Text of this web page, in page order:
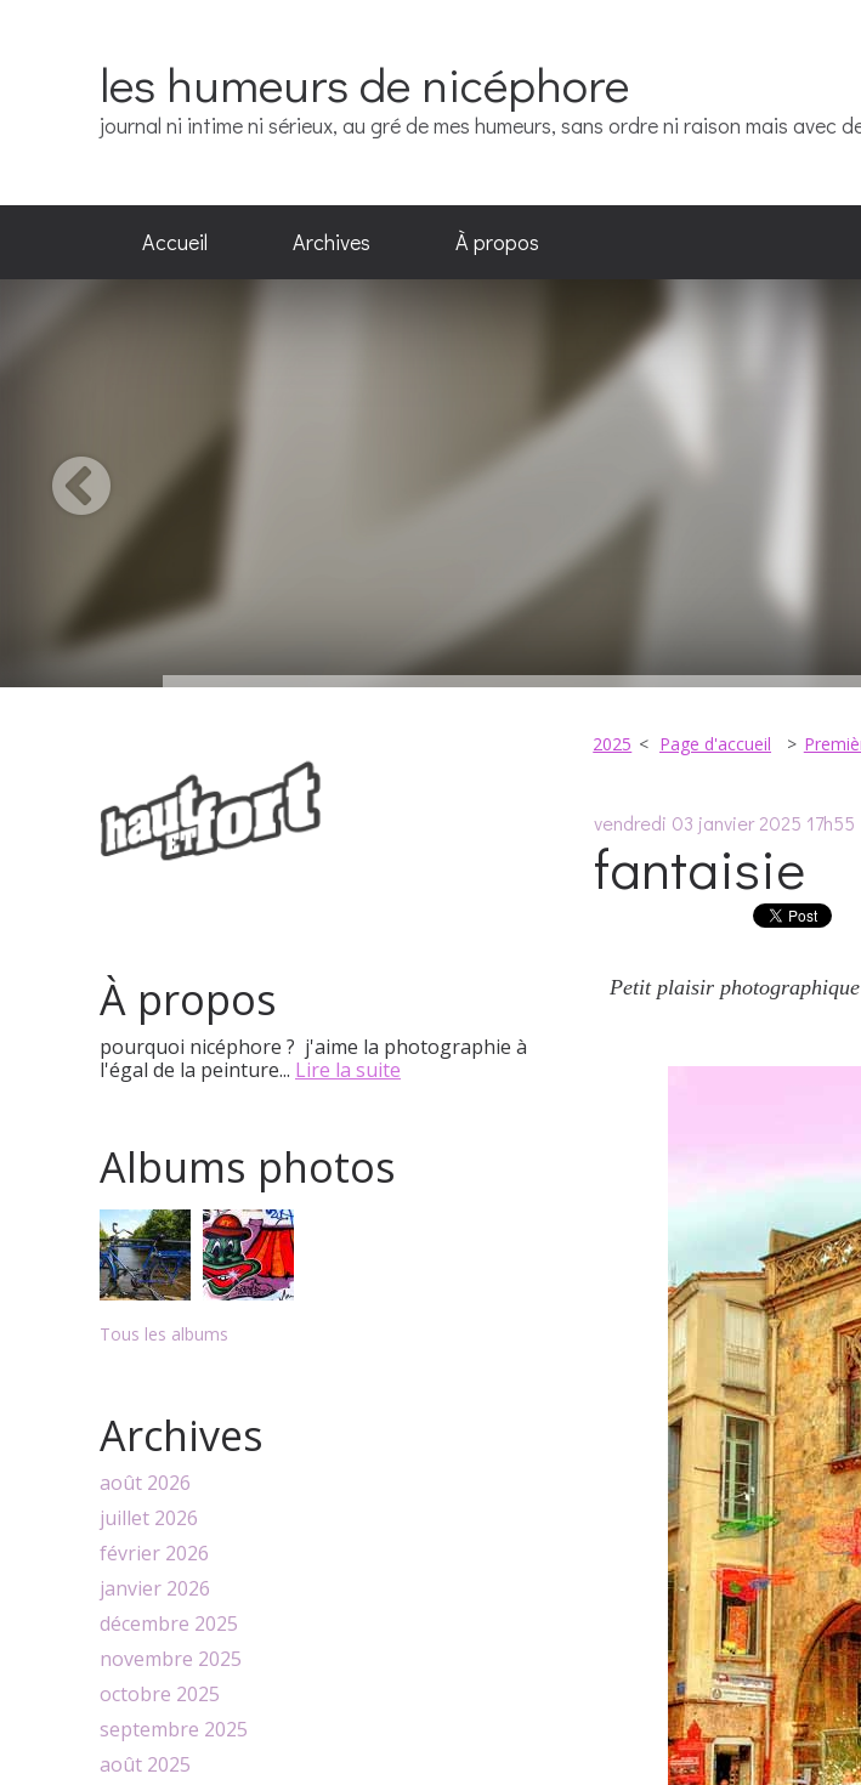
les humeurs de nicéphore
journal ni intime ni sérieux, au gré de mes humeurs, sans ordre ni raison mais avec
Accueil Archives À propos
À propos
pourquoi nicéphore ? j'aime la photographie à
l'égal de la peinture... Lire la suite
Albums photos
Tous les albums
Archives
août 2026
juillet 2026
février 2026
janvier 2026
décembre 2025
novembre 2025
octobre 2025
septembre 2025
août 2025
2025 Page d'accueil
vendredi 03 janvier 2025 17h55
fantaisie
Petit plaisir